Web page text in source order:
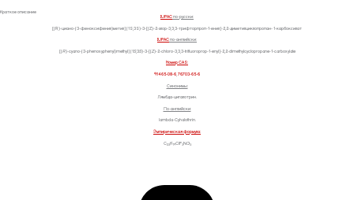
Краткое описание
IUPACпо-русски:
[(R)-циано-(3-феноксифенил)метил] (1S,3S)-3-[(Z)-2-хлор-3,3,3-трифторпроп-1-енил]-2,2-диметилциклопропан- 1-карбоксилат
IUPACпо-английски:
[(R)-cyano-(3-phenoxyphenyl)methyl] (1S,3S)-3-[(Z)-2-chloro-3,3,3-trifluoroprop-1-enyl]-2,2-dimethylcyclopropane-1-carboxylate
Номер CAS:
91465-08-6 76703-65-6
Синонимы:
Лямбда-цигалотрин.
По-английски:
lambda-Cyhalothrin.
Эмпирическая формула:
C23H 19ClF3NO3